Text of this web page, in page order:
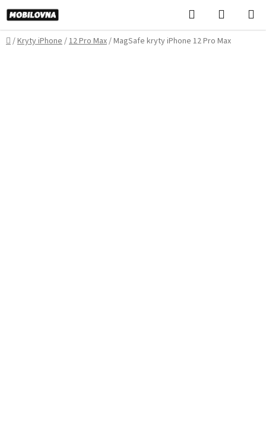
Prejsť
na
obsah
Hľadať
KOŠÍK
Domov
/Kryty iPhone/12 Pro Max/MagSafe kryty iPhone 12 Pro Max